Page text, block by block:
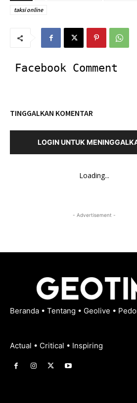
taksi online
Facebook Comment
TINGGALKAN KOMENTAR
LOGIN UNTUK
Loading...
- Advertisement -
Beranda • Tentang • Geolive •
Actual • Critical • Inspiring